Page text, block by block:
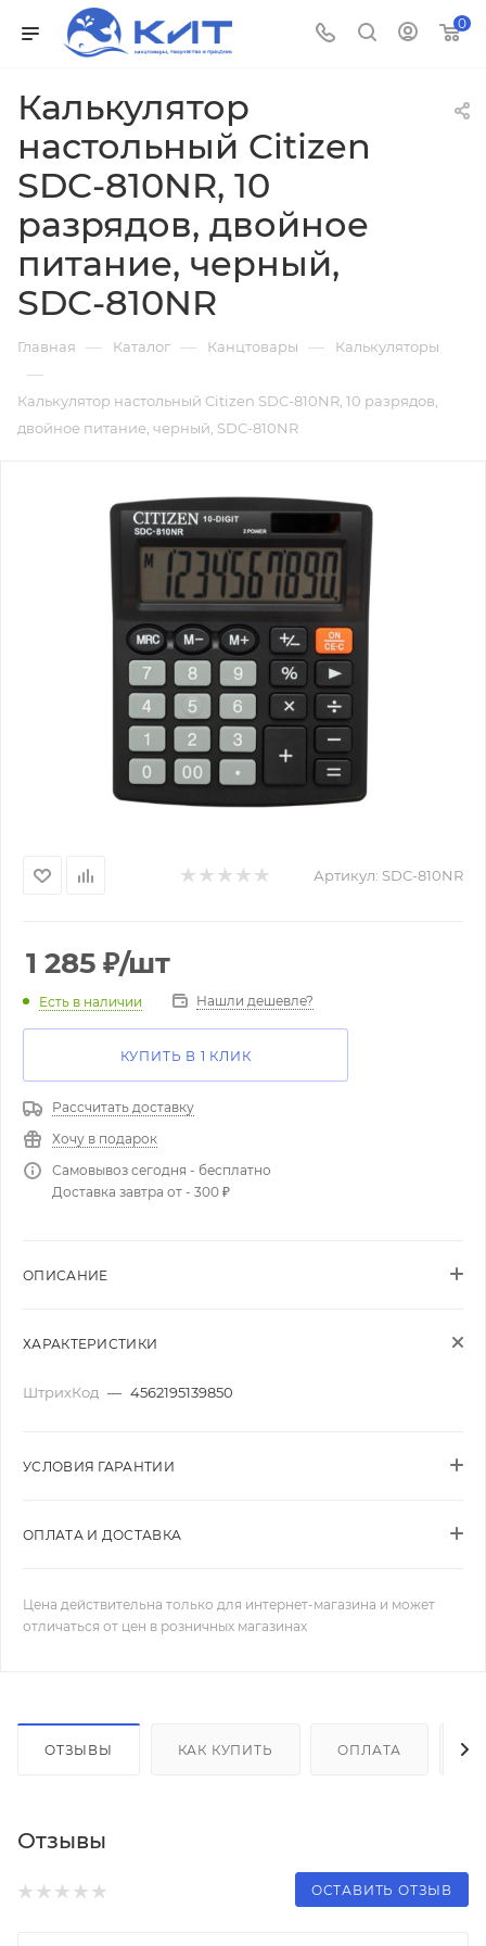
0
Калькулятор
настольный Citizen
SDC-810NR, 10
разрядов, двойное
питание, черный,
SDC-810NR
Главная — Каталог — Канцтовары — Калькуляторы
—
Калькулятор настольный Citizen SDC-810NR, 10 разрядов,
двойное питание, черный, SDC-810NR
Артикул: SDC-810NR
1 285 ₽/шт
Есть в наличии Нашли дешевле?
КУПИТЬ В 1 КЛИК
Рассчитать доставку
Хочу в подарок
Самовывоз сегодня - бесплатно
Доставка завтра от - 300 ₽
ОПИСАНИЕ
ХАРАКТЕРИСТИКИ
ШтрихКод — 4562195139850
УСЛОВИЯ ГАРАНТИИ
ОПЛАТА И ДОСТАВКА
Цена действительна только для интернет-магазина и может
отличаться от цен в розничных магазинах
ОТЗЫВЫ КАК КУПИТЬ ОПЛАТА
Отзывы
ОСТАВИТЬ ОТЗЫВ